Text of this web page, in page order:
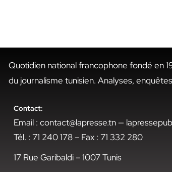
Quotidien national francophone fondé en
du journalisme tunisien. Analyses,
Contact:
Email : contact@lapresse.tn —
Tél. : 71 240 178 – Fax : 71 332 280
17 Rue Garibaldi – 1007 Tunis